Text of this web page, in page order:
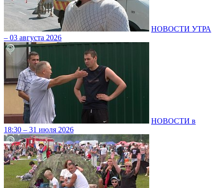
НОВОСТИ УТРА
– 03 августа 2026
НОВОСТИ в
18:30 – 31 июля 2026